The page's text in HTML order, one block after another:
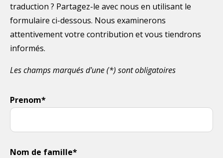
traduction ? Partagez-le avec nous en utilisant le
formulaire ci-dessous. Nous examinerons
attentivement votre contribution et vous tiendrons
informés.
Les champs marqués d'une (*) sont obligatoires
Prenom*
Nom de famille*